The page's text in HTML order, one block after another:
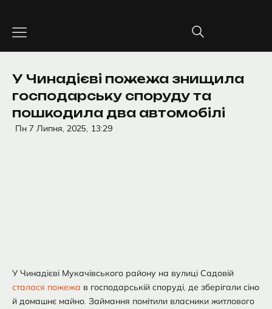
вмісту
У Чинадієві пожежа знищила
господарську споруду та
пошкодила два автомобілі
Пн 7 Липня, 2025, 13:29
У Чинадієві Мукачівського району на вулиці Садовій
сталася пожежа в господарській споруді, де зберігали сіно
й домашнє майно. Займання помітили власники житлового